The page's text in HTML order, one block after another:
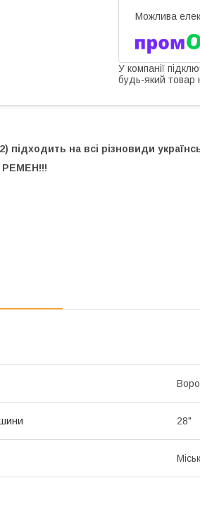
У компанії
будь-який товар
підходить на всі різновиди
28"